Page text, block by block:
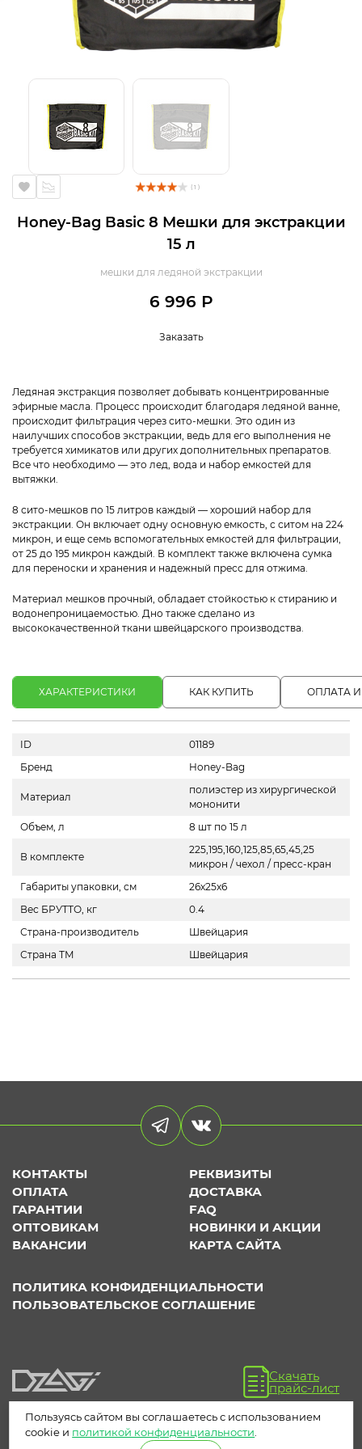
( 1 )
Honey-Bag Basic 8 Мешки для экстракции
15 л
мешки для ледяной экстракции
6 996 Р
Заказать
Ледяная экстракция позволяет добывать концентрированные
эфирные масла. Процесс происходит благодаря ледяной ванне,
происходит фильтрация через сито-мешки. Это один из
наилучших способов экстракции, ведь для его выполнения не
требуется химикатов или других дополнительных препаратов.
Все что необходимо — это лед, вода и набор емкостей для
вытяжки.
8 сито-мешков по 15 литров каждый — хороший набор для
экстракции. Он включает одну основную емкость, с ситом на 224
микрон, и еще семь вспомогательных емкостей для фильтрации,
от 25 до 195 микрон каждый. В комплект также включена сумка
для переноски и хранения и надежный пресс для отжима.
Материал мешков прочный, обладает стойкостью к стиранию и
водонепроницаемостью. Дно также сделано из
высококачественной ткани швейцарского производства.
ХАРАКТЕРИСТИКИ КАК КУПИТЬ ОПЛАТА
ID
01189
Бренд
Honey-Bag
Материал
полиэстер из хирургической
мононити
Объем, л
8 шт по 15 л
В комплекте
225,195,160,125,85,65,45,25
микрон / чехол / пресс-кран
Габариты упаковки, см
26х25х6
Вес БРУТТО, кг
0.4
Страна-производитель
Швейцария
Страна ТМ
Швейцария
КОНТАКТЫ
РЕКВИЗИТЫ
ОПЛАТА
ДОСТАВКА
ГАРАНТИИ
FAQ
ОПТОВИКАМ
НОВИНКИ И АКЦИИ
ВАКАНСИИ
КАРТА САЙТА
ПОЛИТИКА КОНФИДЕНЦИАЛЬНОСТИ
ПОЛЬЗОВАТЕЛЬСКОЕ СОГЛАШЕНИЕ
Скачать
прайс-лист
Пользуясь сайтом вы соглашаетесь с использованием
cookie и политикой конфиденциальности